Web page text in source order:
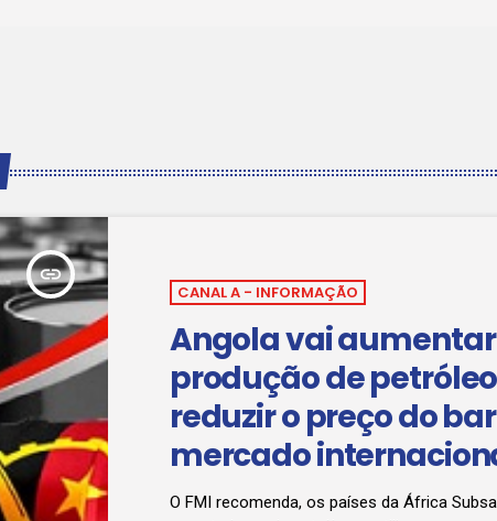
insert_link
CANAL A - INFORMAÇÃO
Angola vai
produção de
reduzir o preço do
mercado
O FMI recomenda, os países da África